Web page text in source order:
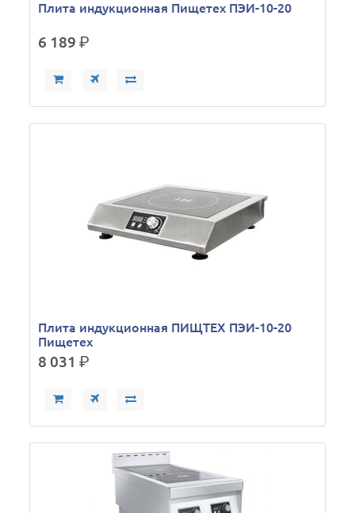
Плита индукционная Пищетех ПЭИ-10-20
6 189р.
Плита индукционная ПИЩТЕХ ПЭИ-10-20
Пищетех
8 031р.